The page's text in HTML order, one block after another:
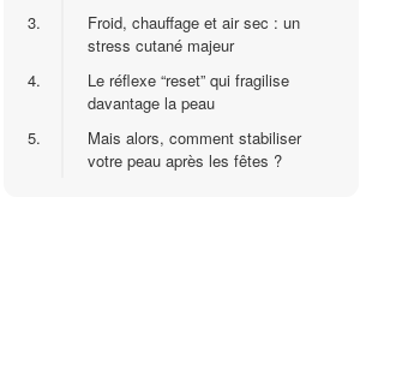
3.
Froid, chauffage et air sec : un
stress cutané majeur
4.
Le réflexe “reset” qui fragilise
davantage la peau
5.
Mais alors, comment stabiliser
votre peau après les fêtes ?